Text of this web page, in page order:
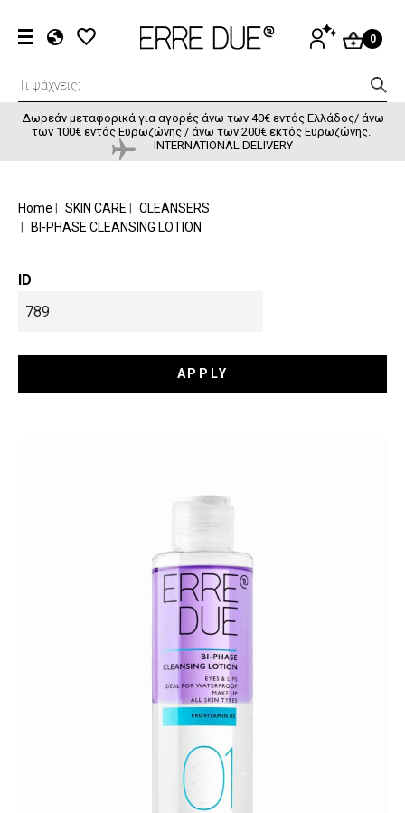
EN
FR
User
ΕΊΣΟΔΟΣ0
Δωρεάν μεταφορικά για αγορές άνω των 40€ εντός Ελλάδος/ άνω
των 100€ εντός Ευρωζώνης / άνω των 200€ εκτός Ευρωζώνης.
INTERNATIONAL DELIVERY
BREADCRUMB
Home SKIN CARE
CLEANSERS
BI-PHASE CLEANSING LOTION
ID